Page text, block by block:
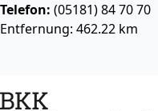
Telefon: (05181) 84 70 70
Entfernung: 462.22 km